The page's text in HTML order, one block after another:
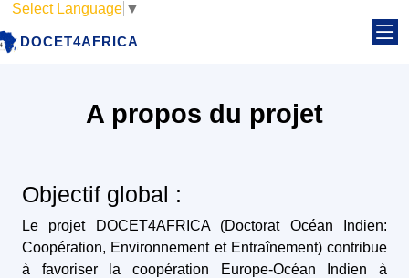
Select Language ▼
DOCET4AFRICA
A propos du projet
Objectif global :
Le projet DOCET4AFRICA (Doctorat Océan Indien:
Coopération, Environnement et Entraînement) contribue
à favoriser la coopération Europe-Océan Indien à